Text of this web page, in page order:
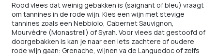
Rood vlees dat weinig gebakken is (saignant of bleu) vraagt
om tannines in de rode wijn. Kies een wijn met stevige
tannines zoals een Nebbiolo, Cabernet Sauvignon,
Mourvèdre (Monastrell) of Syrah. Voor vlees dat gestoofd of
doorgebakken is kan je naar een iets zachtere of oudere
rode wijn gaan: Grenache, wijnen va de Languedoc of zelfs